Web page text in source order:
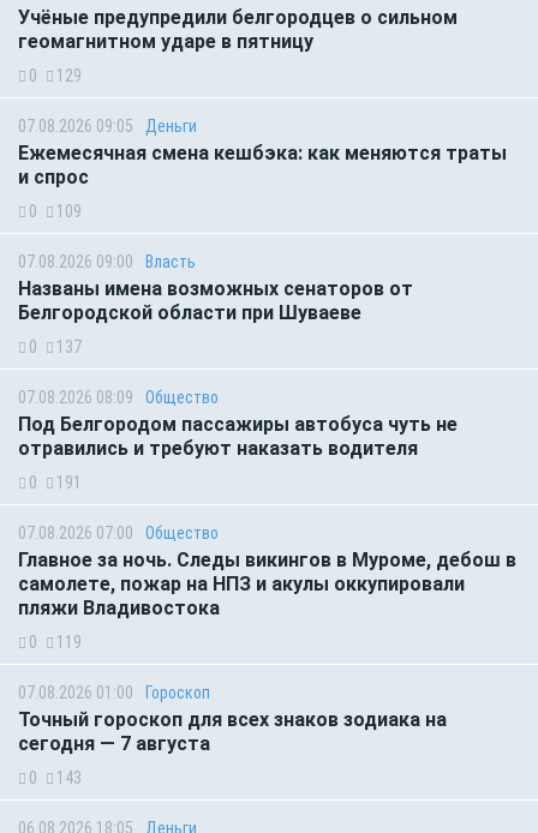
Учёные предупредили белгородцев о сильном
геомагнитном ударе в пятницу
0 129
07.08.2026 09:05 Деньги
Ежемесячная смена кешбэка: как меняются траты
и спрос
0 109
07.08.2026 09:00 Власть
Названы имена возможных сенаторов от
Белгородской области при Шуваеве
0 137
07.08.2026 08:09 Общество
Под Белгородом пассажиры автобуса чуть не
отравились и требуют наказать водителя
0 191
07.08.2026 07:00 Общество
Главное за ночь. Следы викингов в Муроме, дебош в
самолете, пожар на НПЗ и акулы оккупировали
пляжи Владивостока
0 119
07.08.2026 01:00 Гороскоп
Точный гороскоп для всех знаков зодиака на
сегодня — 7 августа
0 143
06.08.2026 18:05 Деньги